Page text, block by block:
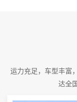
运力充足，车型丰富
达全